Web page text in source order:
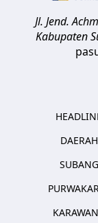
Jl. Jend.
Kabupaten
DAERAH
SUBANG